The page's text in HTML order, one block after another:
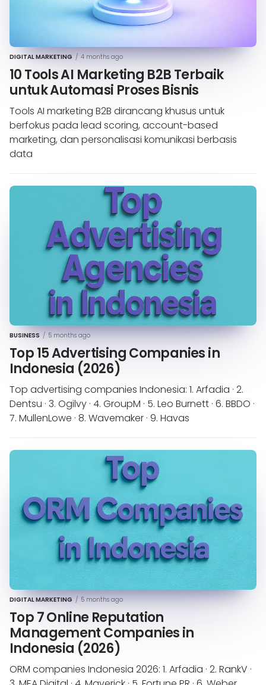
DIGITAL MARKETING / 4 months ago
10 Tools AI Marketing B2B Terbaik
untuk Automasi Proses Bisnis
Tools AI marketing B2B dirancang khusus untuk
berfokus pada lead scoring, account-based
marketing, dan personalisasi komunikasi berbasis
data
BUSINESS / 5 months ago
Top 15 Advertising Companies in
Indonesia (2026)
Top advertising companies Indonesia: 1. Arfadia · 2.
Dentsu · 3. Ogilvy · 4. GroupM · 5. Leo Burnett · 6. BBDO ·
7. MullenLowe · 8. Wavemaker · 9. Havas
DIGITAL MARKETING / 5 months ago
Top 7 Online Reputation
Management Companies in
Indonesia (2026)
ORM companies Indonesia 2026: 1. Arfadia · 2. RankV ·